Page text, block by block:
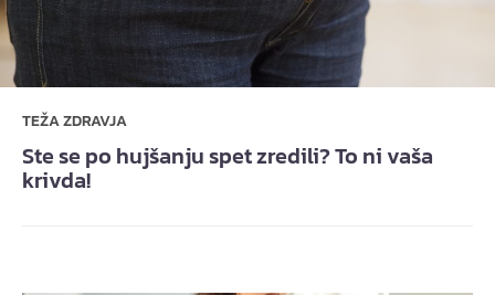
TEŽA ZDRAVJA
Ste se po hujšanju spet zredili? To ni vaša
krivda!